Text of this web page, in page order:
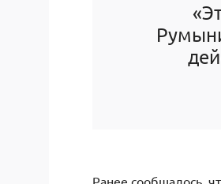
Ранее сообщалось,